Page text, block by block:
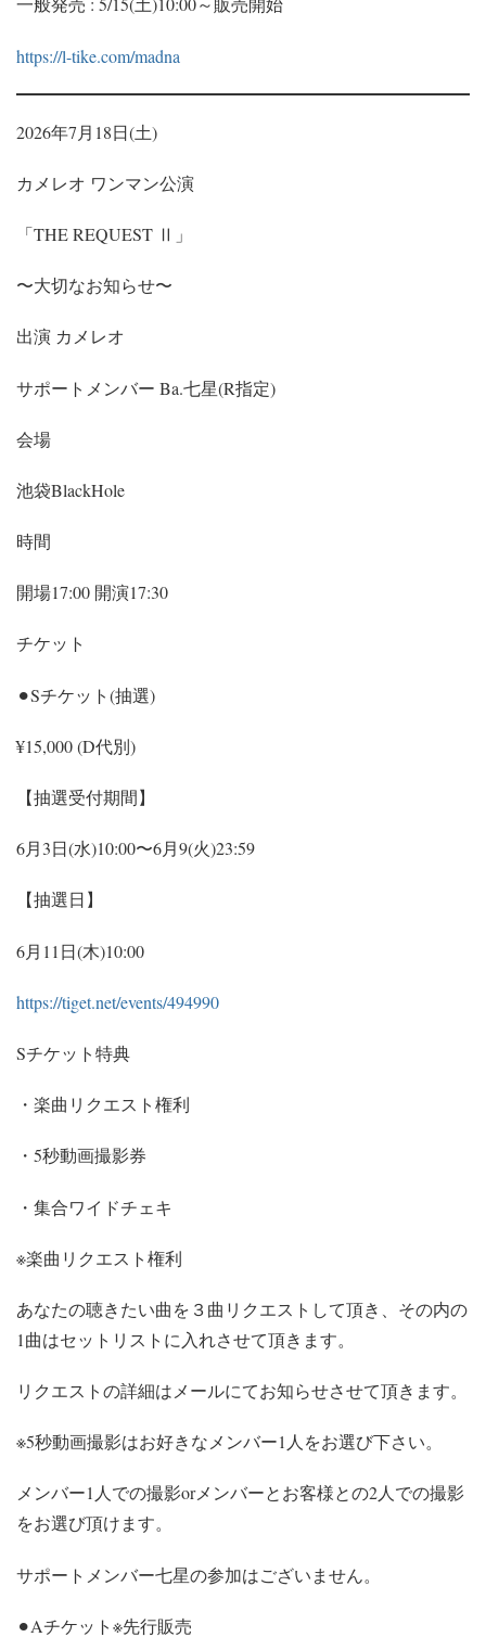
https://l-tike.com/madna
2026年7月18日(土)
カメレオ ワンマン公演
「THE REQUEST Ⅱ」
〜大切なお知らせ〜
出演 カメレオ
サポートメンバー Ba.七星(R指定)
会場
池袋BlackHole
時間
開場17:00 開演17:30
チケット
⚫︎Sチケット(抽選)
¥15,000 (D代別)
【抽選受付期間】
6月3日(水)10:00〜6月9(火)23:59
【抽選日】
6月11日(木)10:00
https://tiget.net/events/494990
Sチケット特典
・楽曲リクエスト権利
・5秒動画撮影券
・集合ワイドチェキ
※楽曲リクエスト権利
あなたの聴きたい曲を３曲リクエストして頂き、その内の
1曲はセットリストに入れさせて頂きます。
リクエストの詳細はメールにてお知らせさせて頂きます。
※5秒動画撮影はお好きなメンバー1人をお選び下さい。
メンバー1人での撮影orメンバーとお客様との2人での撮影
をお選び頂けます。
サポートメンバー七星の参加はございません。
⚫︎Aチケット※先行販売